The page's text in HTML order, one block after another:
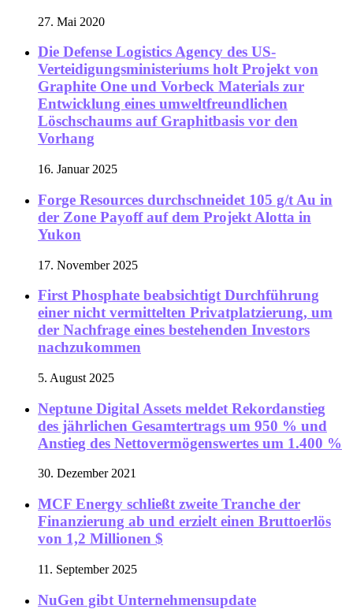
27. Mai 2020
Die Defense Logistics Agency des US-
Verteidigungsministeriums holt Projekt von
Graphite One und Vorbeck Materials zur
Entwicklung eines umweltfreundlichen
Löschschaums auf Graphitbasis vor den
Vorhang
16. Januar 2025
Forge Resources durchschneidet 105 g/t Au in
der Zone Payoff auf dem Projekt Alotta in
Yukon
17. November 2025
First Phosphate beabsichtigt Durchführung
einer nicht vermittelten Privatplatzierung, um
der Nachfrage eines bestehenden Investors
nachzukommen
5. August 2025
Neptune Digital Assets meldet Rekordanstieg
des jährlichen Gesamtertrags um 950 % und
Anstieg des Nettovermögenswertes um 1.400 %
30. Dezember 2021
MCF Energy schließt zweite Tranche der
Finanzierung ab und erzielt einen Bruttoerlös
von 1,2 Millionen $
11. September 2025
NuGen gibt Unternehmensupdate